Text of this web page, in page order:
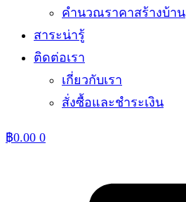
คำนวณราคาสร้างบ้าน
สาระน่ารู้
ติดต่อเรา
เกี่ยวกับเรา
สั่งซื้อและชำระเงิน
฿0.00 0